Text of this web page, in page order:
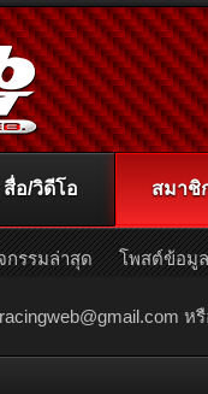
racingweb@gmail.com หรื
สื่อ/วิดีโอ สมาชิ
กรรมล่าสุด โพสต์ข้อมู